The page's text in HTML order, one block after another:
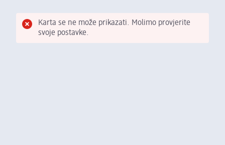
Karta se ne može prikazati. Molimo provjerite
svoje postavke.